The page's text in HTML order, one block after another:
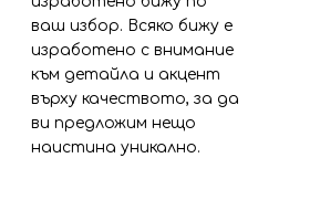
ваш избор. Всяко бижу е
изработено с внимание
към детайла и акцент
върху качеството, за да
ви предложим нещо
наистина уникално.